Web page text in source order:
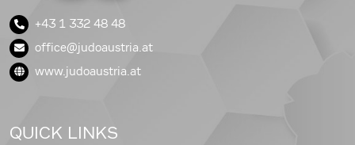
+43 1 332 48 48
office@judoaustria.at
www.judoaustria.at
QUICK LINKS